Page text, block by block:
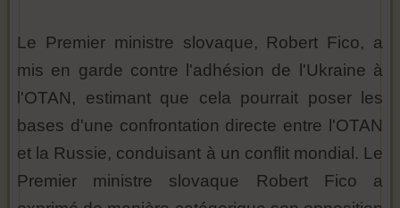
Le Premier ministre slovaque, Robert Fico, a
mis en garde contre l'adhésion de l'Ukraine à
l'OTAN, estimant que cela pourrait poser les
bases d'une confrontation directe entre l'OTAN
et la Russie, conduisant à un conflit mondial. Le
Premier ministre slovaque Robert Fico a